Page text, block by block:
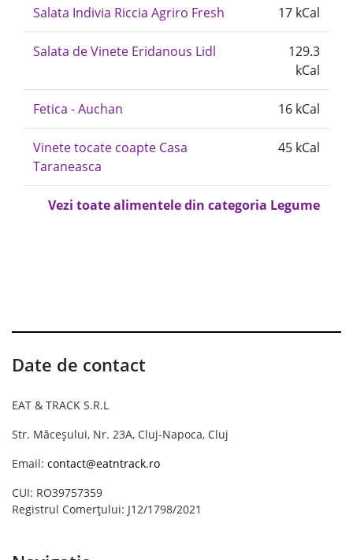
Salata Indivia Riccia Agriro Fresh 17 kCal
Salata de Vinete Eridanous Lidl
129.3
kCal
Fetica - Auchan 16 kCal
Vinete tocate coapte Casa
Taraneasca
45 kCal
Vezi toate alimentele din categoria Legume
Date de contact
EAT & TRACK S.R.L
Str. Măceșului, Nr. 23A, Cluj-Napoca, Cluj
Email: contact@eatntrack.ro
CUI: RO39757359
Registrul Comerțului: J12/1798/2021